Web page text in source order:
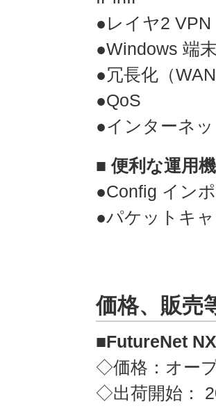
●レイヤ2
●Windows 端
●冗長化（
●QoS
●インターネ
■ 便利な運用
●Config イン
●パケットキ
価格、販売
■FutureNet
◇価格：オー
◇出荷開始：